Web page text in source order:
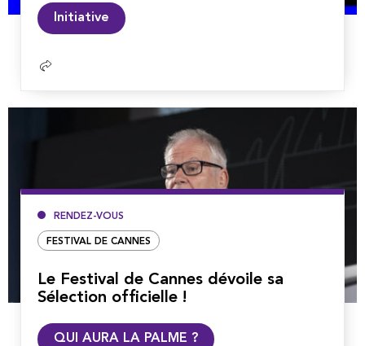
Initiative
RENDEZ-VOUS
FESTIVAL DE CANNES
Le Festival de Cannes dévoile sa
Sélection officielle !
QUI AURA LA PALME ?